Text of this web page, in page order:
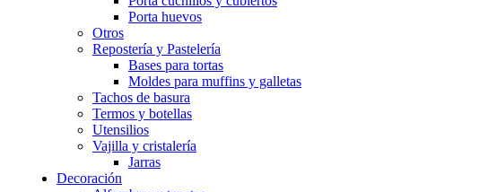
Porta huevos
Otros
Repostería y Pastelería
Bases para tortas
Moldes para muffins y galletas
Tachos de basura
Termos y botellas
Utensilios
Vajilla y cristalería
Jarras
Decoración